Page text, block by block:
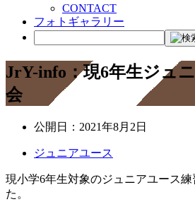
CONTACT
フォトギャラリー
JrY-info：現6年生ジュ
会
公開日： 2021年8月2日
ジュニアユース
現小学6年生対象のジュニアユース
た。